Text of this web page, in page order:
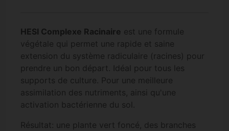
HESI Complexe Racinaire est une formule
végétale qui permet une rapide et saine
extension du système radiculaire (racines) pour
prendre un bon départ. Idéal pour tous les
supports de culture. Pour une meilleure
assimilation des nutriments, ainsi qu'une
activation bactérienne du sol.
Résultat: une plante vert foncé, des branches